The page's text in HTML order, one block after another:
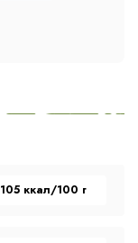
105 ккал/100 г